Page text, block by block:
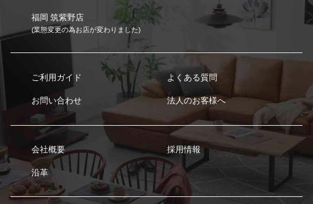
福岡 筑紫野店
(業態変更の為お店が変わりました)
ご利用ガイド よくある質問
お問い合わせ 法人のお客様へ
会社概要 採用情報
沿革